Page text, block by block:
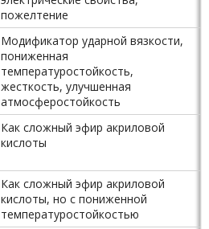
пожелтение
Модификатор ударной вязкости,
пониженная
температуростойкость,
жесткость, улучшенная
атмосферостойкость
Как сложный эфир акриловой
кислоты
Как сложный эфир акриловой
кислоты, но с пониженной
температуростойкостью